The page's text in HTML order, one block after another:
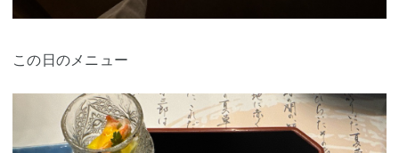
この日のメニュー